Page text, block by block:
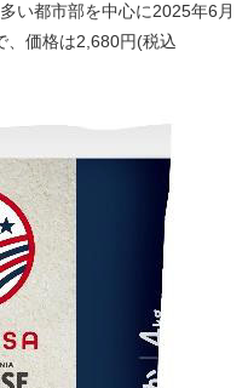
い都市部を中心に2025年6月
、価格は2,680円(税込